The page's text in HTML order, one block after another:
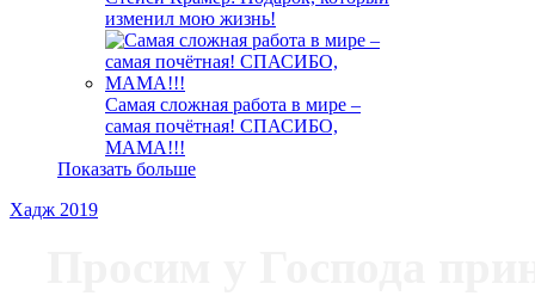
изменил мою жизнь!
Самая сложная работа в мире ‒
самая почётная! СПАСИБО,
МАМА!!!
Показать больше
Хадж 2019